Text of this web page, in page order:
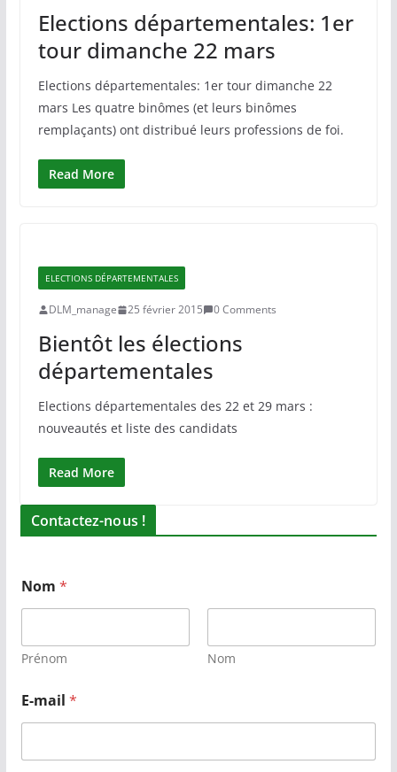
Elections départementales: 1er
tour dimanche 22 mars
Elections départementales: 1er tour dimanche 22
mars Les quatre binômes (et leurs binômes
remplaçants) ont distribué leurs professions de foi.
Read More
ELECTIONS DÉPARTEMENTALES
DLM_manage 25 février 2015 0 Comments
Bientôt les élections
départementales
Elections départementales des 22 et 29 mars :
nouveautés et liste des candidats
Read More
Contactez-nous !
Nom *
Prénom Nom
E-mail *